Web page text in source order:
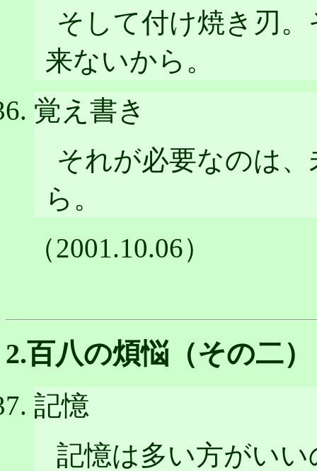
そして付け焼き刃
来ないから。
覚え書き
それが必要なのは
ら。
（2001.10.06）
2.百八の煩悩（その二）
記憶
記憶は多い方がい